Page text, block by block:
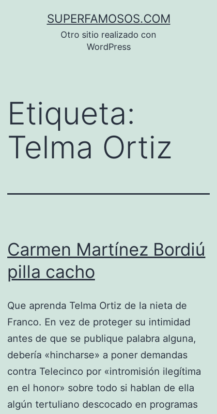
SUPERFAMOSOS.COM
Otro sitio realizado con
WordPress
Etiqueta:
Telma Ortiz
Carmen Martínez Bordiú
pilla cacho
Que aprenda Telma Ortiz de la nieta de
Franco. En vez de proteger su intimidad
antes de que se publique palabra alguna,
debería «hincharse» a poner demandas
contra Telecinco por «intromisión ilegítima
en el honor» sobre todo si hablan de ella
algún tertuliano descocado en programas